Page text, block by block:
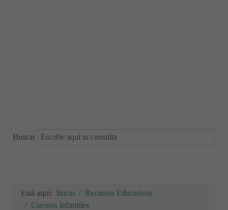
Buscar
Está aquí: Inicio
Recursos Educativos
Cuentos Infantiles